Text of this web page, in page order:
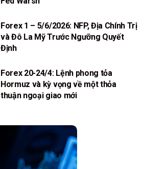
Forex 1 – 5/6/2026: NFP, Địa Chính Trị
và Đô La Mỹ Trước Ngưỡng Quyết
Định
Forex 20-24/4: Lệnh phong tỏa
Hormuz và kỳ vọng về một thỏa
thuận ngoại giao mới